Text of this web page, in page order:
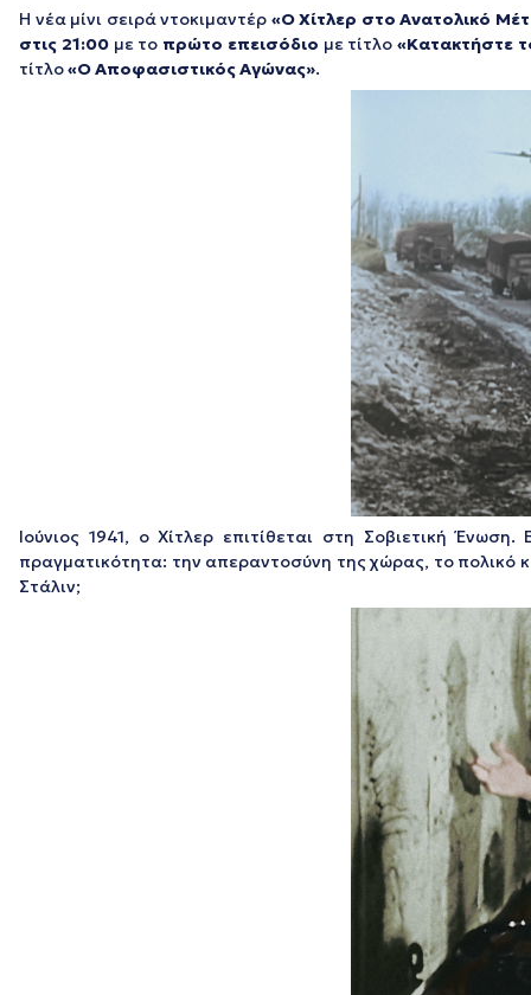
Η νέα μίνι σειρά ντοκιμαντέρ «Ο Χίτλερ στο Ανατολικό
στις 21:00με το πρώτο επεισόδιο με τίτλο«Κατακτήστε
τίτλο«Ο Αποφασιστικός Αγώνας».
Ιούνιος 1941, ο Χίτλερ επιτίθεται στη Σοβιετική
πραγματικότητα: την απεραντοσύνη της χώρας, το πολικό
Στάλιν;